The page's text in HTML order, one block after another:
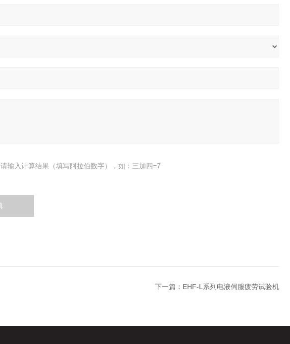
请输入计算结果（填写阿拉伯数字），如：三加四=7
下一篇： EHF-L系列电液伺服疲劳试验机